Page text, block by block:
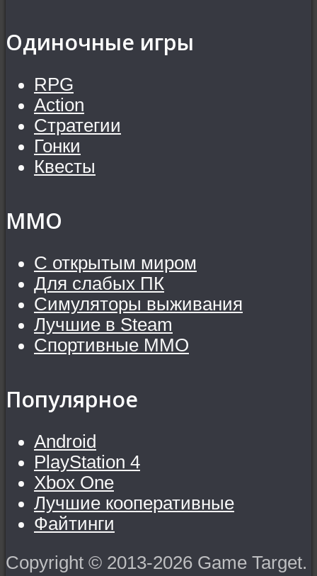
Одиночные игры
RPG
Action
Стратегии
Гонки
Квесты
MMO
С открытым миром
Для слабых ПК
Симуляторы выживания
Лучшие в Steam
Спортивные MMO
Популярное
Android
PlayStation 4
Xbox One
Лучшие кооперативные
Файтинги
Copyright © 2013-2026 Game Target.